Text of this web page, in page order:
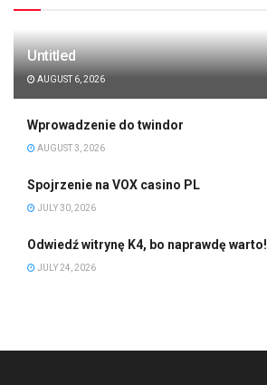
Untitled
AUGUST 6, 2026
Wprowadzenie do twindor
AUGUST 3, 2026
Spojrzenie na VOX casino PL
JULY 30, 2026
Odwiedź witrynę K4, bo naprawdę warto!
JULY 24, 2026